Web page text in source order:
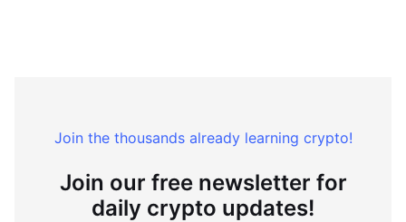
Join the thousands already learning crypto!
Join our free newsletter for
daily crypto updates!